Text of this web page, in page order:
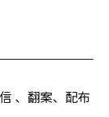
、翻案、配布